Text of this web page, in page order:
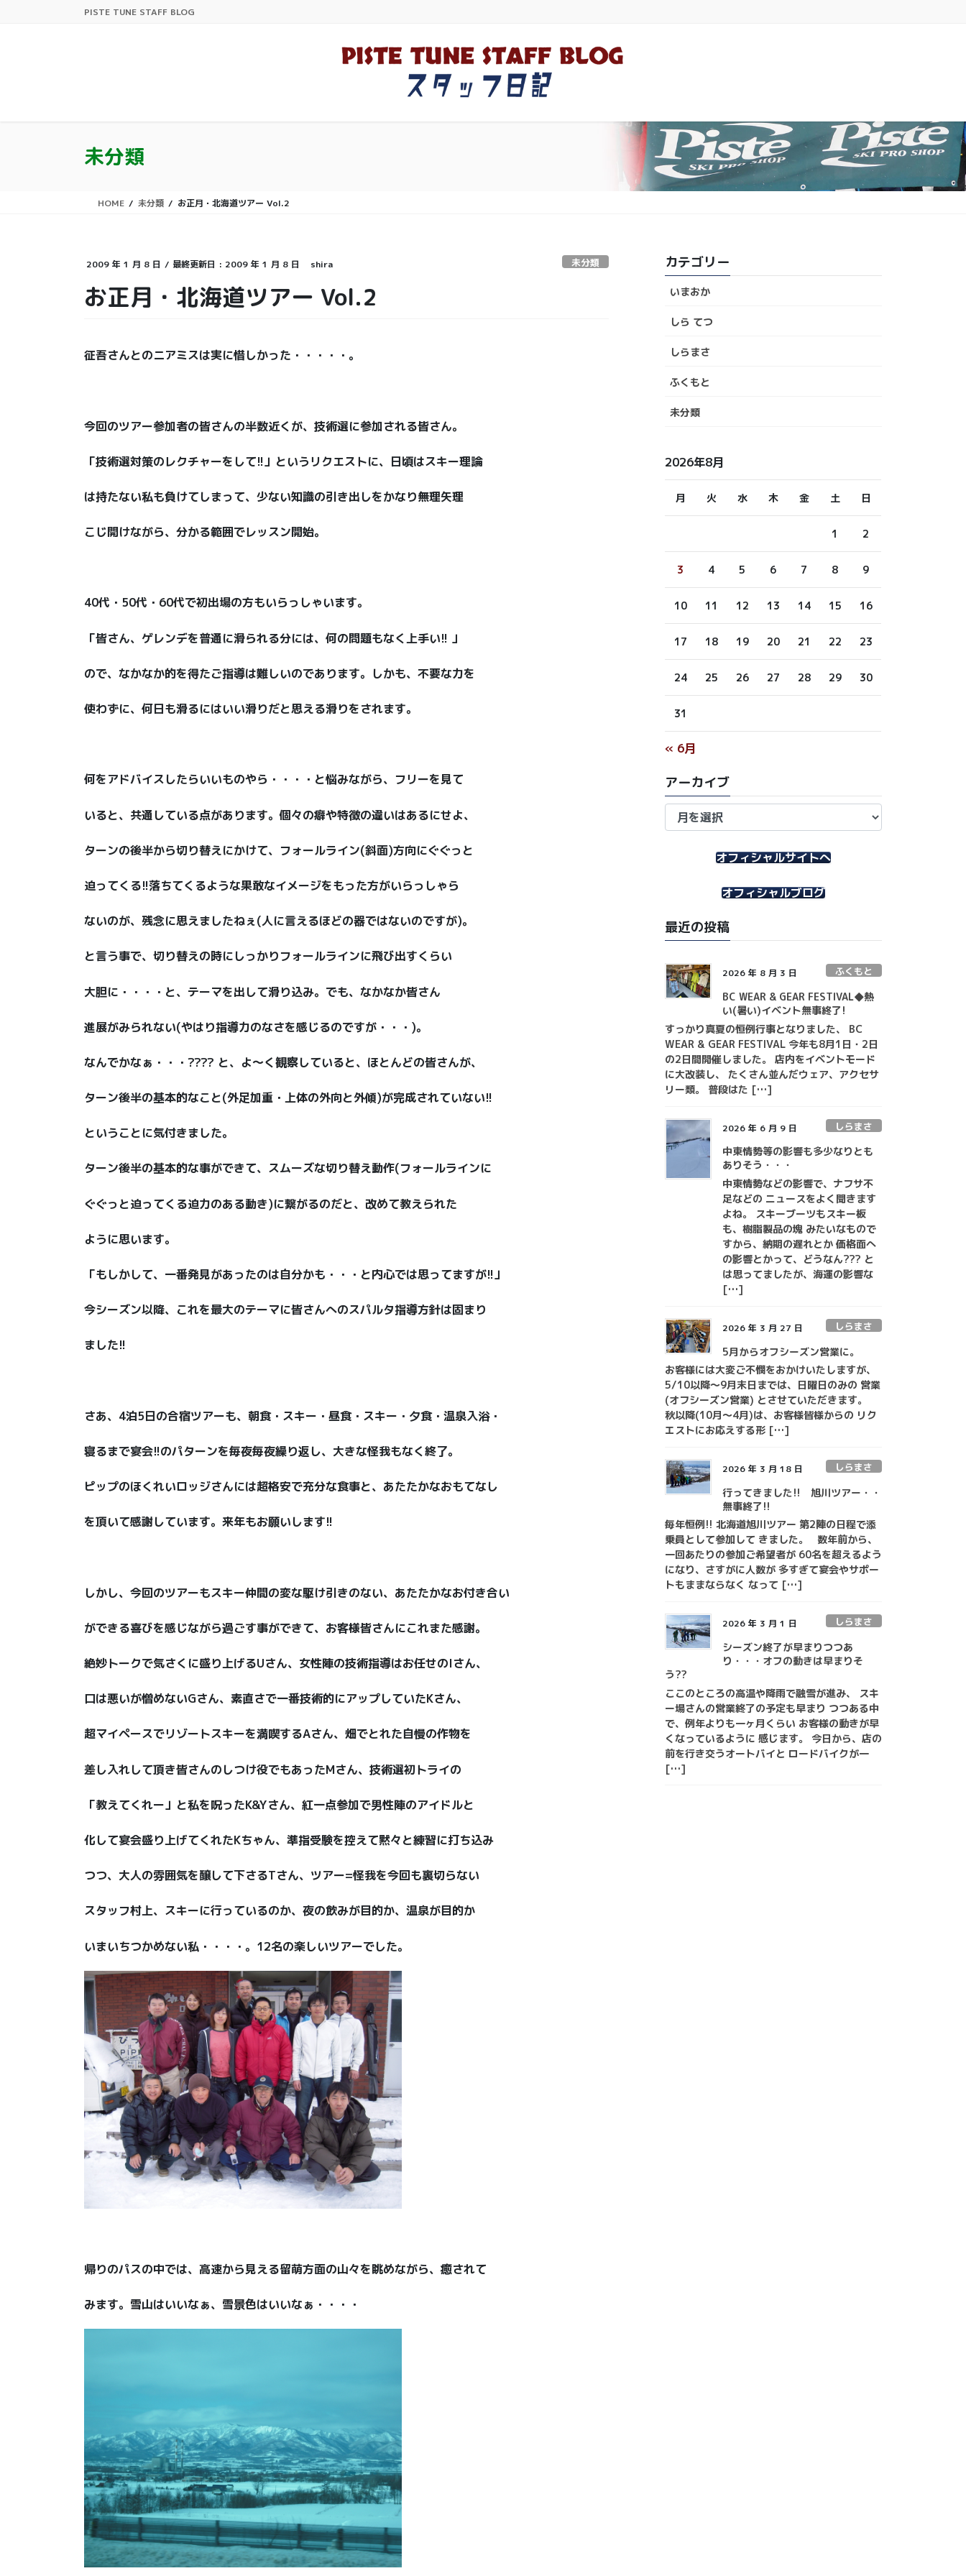
PISTE TUNE STAFF BLOG
未分類
HOME 未分類 お正月・北海道ツアー Vol.2
2009 年 1 月 8 日 / 最終更新日 : 2009 年 1 月 8 日 shira 未分類
お正月・北海道ツアー Vol.2
征吾さんとのニアミスは実に惜しかった・・・・・。
今回のツアー参加者の皆さんの半数近くが、技術選に参加される皆さん。
「技術選対策のレクチャーをして!!」というリクエストに、日頃はスキー理論
は持たない私も負けてしまって、少ない知識の引き出しをかなり無理矢理
こじ開けながら、分かる範囲でレッスン開始。
40代・50代・60代で初出場の方もいらっしゃいます。
「皆さん、ゲレンデを普通に滑られる分には、何の問題もなく上手い!! 」
ので、なかなか的を得たご指導は難しいのであります。しかも、不要な力を
使わずに、何日も滑るにはいい滑りだと思える滑りをされます。
何をアドバイスしたらいいものやら・・・・と悩みながら、フリーを見て
いると、共通している点があります。個々の癖や特徴の違いはあるにせよ、
ターンの後半から切り替えにかけて、フォールライン(斜面)方向にぐぐっと
迫ってくる!!落ちてくるような果敢なイメージをもった方がいらっしゃら
ないのが、残念に思えましたねぇ(人に言えるほどの器ではないのですが)。
と言う事で、切り替えの時にしっかりフォールラインに飛び出すくらい
大胆に・・・・と、テーマを出して滑り込み。でも、なかなか皆さん
進展がみられない(やはり指導力のなさを感じるのですが・・・)。
なんでかなぁ・・・???? と、よ〜く観察していると、ほとんどの皆さんが、
ターン後半の基本的なこと(外足加重・上体の外向と外傾)が完成されていない!!
ということに気付きました。
ターン後半の基本的な事ができて、スムーズな切り替え動作(フォールラインに
ぐぐっと迫ってくる迫力のある動き)に繋がるのだと、改めて教えられた
ように思います。
「もしかして、一番発見があったのは自分かも・・・と内心では思ってますが!!」
今シーズン以降、これを最大のテーマに皆さんへのスパルタ指導方針は固まり
ました!!
さあ、4泊5日の合宿ツアーも、朝食・スキー・昼食・スキー・夕食・温泉入浴・
寝るまで宴会!!のパターンを毎夜毎夜繰り返し、大きな怪我もなく終了。
ピップのほくれいロッジさんには超格安で充分な食事と、あたたかなおもてなし
を頂いて感謝しています。来年もお願いします!!
しかし、今回のツアーもスキー仲間の変な駆け引きのない、あたたかなお付き合い
ができる喜びを感じながら過ごす事ができて、お客様皆さんにこれまた感謝。
絶妙トークで気さくに盛り上げるUさん、女性陣の技術指導はお任せのIさん、
口は悪いが憎めないGさん、素直さで一番技術的にアップしていたKさん、
超マイペースでリゾートスキーを満喫するAさん、畑でとれた自慢の作物を
差し入れして頂き皆さんのしつけ役でもあったMさん、技術選初トライの
「教えてくれー」と私を呪ったK&Yさん、紅一点参加で男性陣のアイドルと
化して宴会盛り上げてくれたKちゃん、準指受験を控えて黙々と練習に打ち込み
つつ、大人の雰囲気を醸して下さるTさん、ツアー=怪我を今回も裏切らない
スタッフ村上、スキーに行っているのか、夜の飲みが目的か、温泉が目的か
いまいちつかめない私・・・・。12名の楽しいツアーでした。
帰りのパスの中では、高速から見える留萌方面の山々を眺めながら、癒されて
みます。雪山はいいなぁ、雪景色はいいなぁ・・・・
カテゴリー
いまおか
しら てつ
しらまさ
ふくもと
未分類
2026年8月
月 火 水 木 金 土 日
1 2
3 4 5 6 7 8 9
10 11 12 13 14 15 16
17 18 19 20 21 22 23
24 25 26 27 28 29 30
31
« 6月
アーカイブ
ア
オフィシャルサイトへ
オフィシャルブログ
最近の投稿
2026 年 8 月 3 日 ふくもと
BC WEAR & GEAR FESTIVAL◆熱
い(暑い)イベント無事終了!
すっかり真夏の恒例行事となりました、 BC
WEAR & GEAR FESTIVAL 今年も8月1日・2日
の2日間開催しました。 店内をイベントモード
に大改装し、 たくさん並んだウェア、アクセサ
リー類。 普段はた […]
2026 年 6 月 9 日 しらまさ
中東情勢等の影響も多少なりとも
ありそう・・・
中東情勢などの影響で、ナフサ不
足などの ニュースをよく聞きます
よね。 スキーブーツもスキー板
も、樹脂製品の塊 みたいなもので
すから、納期の遅れとか 価格面へ
の影響とかって、どうなん??? と
は思ってましたが、海運の影響な
[…]
2026 年 3 月 27 日 しらまさ
5月からオフシーズン営業に。
お客様には大変ご不憫をおかけいたしますが、
5/10以降～9月末日までは、日曜日のみの 営業
(オフシーズン営業) とさせていただきます。
秋以降(10月～4月)は、お客様皆様からの リク
エストにお応えする形 […]
2026 年 3 月 18 日 しらまさ
行ってきました!! 旭川ツアー・・
無事終了!!
毎年恒例!! 北海道旭川ツアー 第2陣の日程で添
乗員として参加して きました。 数年前から、
一回あたりの参加ご希望者が 60名を超えるよう
になり、さすがに人数が 多すぎて宴会やサポー
トもままならなく なって […]
2026 年 3 月 1 日 しらまさ
シーズン終了が早まりつつあ
り・・・オフの動きは早まりそ
う??
ここのところの高温や降雨で融雪が進み、 スキ
ー場さんの営業終了の予定も早まり つつある中
で、例年よりも一ヶ月くらい お客様の動きが早
くなっているように 感じます。 今日から、店の
前を行き交うオートバイと ロードバイクが一
[…]